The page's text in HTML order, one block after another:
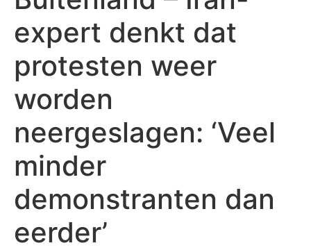
expert denkt dat
protesten weer
worden
neergeslagen: ‘Veel
minder
demonstranten dan
eerder’